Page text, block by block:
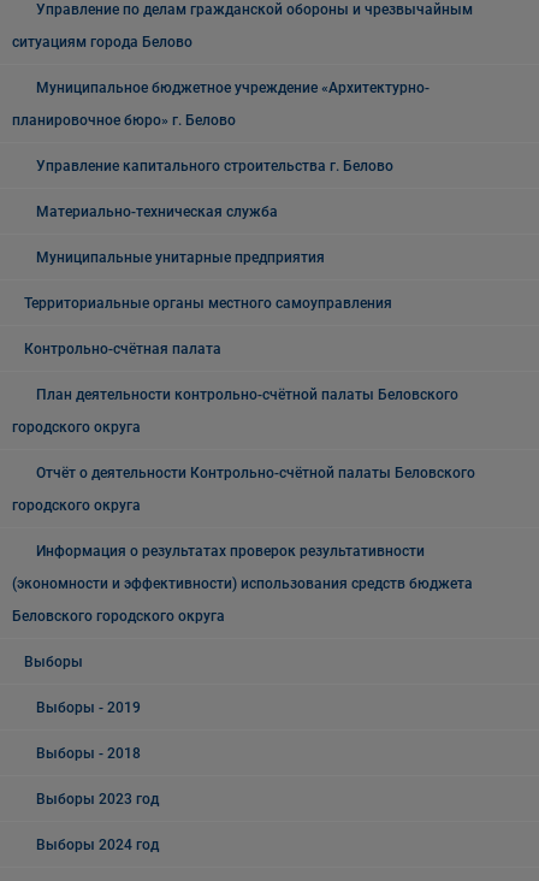
Управление по делам гражданской обороны и чрезвычайным
ситуациям города Белово
Муниципальное бюджетное учреждение «Архитектурно-
планировочное бюро» г. Белово
Управление капитального строительства г. Белово
Материально-техническая служба
Муниципальные унитарные предприятия
Территориальные органы местного самоуправления
Контрольно-счётная палата
План деятельности контрольно-счётной палаты Беловского
городского округа
Отчёт о деятельности Контрольно-счётной палаты Беловского
городского округа
Информация о результатах проверок результативности
(экономности и эффективности) использования средств бюджета
Беловского городского округа
Выборы
Выборы - 2019
Выборы - 2018
Выборы 2023 год
Выборы 2024 год